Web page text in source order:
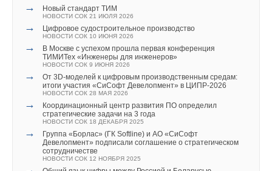
→ Новый стандарт ТИМ
НОВОСТИ СОК 21 ИЮЛЯ 2026
→ Цифровое судостроительное производство
НОВОСТИ СОК 10 ИЮНЯ 2026
→
В Москве с успехом прошла первая конференция
ТИМИТех «Инженеры для инженеров»
НОВОСТИ СОК 9 ИЮНЯ 2026
→
От 3D-моделей к цифровым производственным средам:
итоги участия «СиСофт Девелопмент» в ЦИПР-2026
НОВОСТИ СОК 28 МАЯ 2026
→
Координационный центр развития ПО определил
стратегические задачи на 3 года
НОВОСТИ СОК 18 ДЕКАБРЯ 2025
→
Группа «Борлас» (ГК Softline) и АО «СиСофт
Девелопмент» подписали соглашение о стратегическом
сотрудничестве
НОВОСТИ СОК 12 НОЯБРЯ 2025